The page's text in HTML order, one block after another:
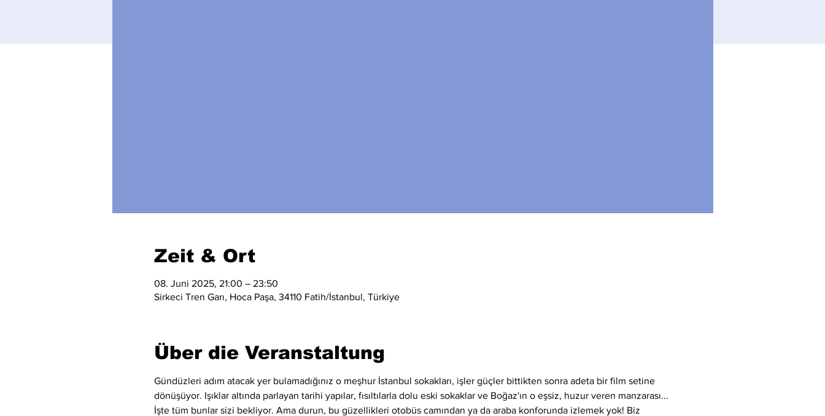
Zeit & Ort
08. Juni 2025, 21:00 – 23:50
Sirkeci Tren Garı, Hoca Paşa, 34110 Fatih/İstanbul, Türkiye
Über die Veranstaltung
Gündüzleri adım atacak yer bulamadığınız o meşhur İstanbul sokakları, işler güçler bittikten sonra adeta bir film setine
dönüşüyor. Işıklar altında parlayan tarihi yapılar, fısıltılarla dolu eski sokaklar ve Boğaz'ın o eşsiz, huzur veren manzarası...
İşte tüm bunlar sizi bekliyor. Ama durun, bu güzellikleri otobüs camından ya da araba konforunda izlemek yok! Biz